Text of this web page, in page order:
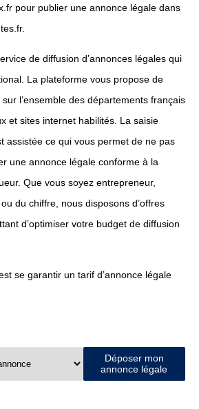
pour publier une annonce légale dans
de diffusion d’annonces légales qui
La plateforme vous propose de
l’ensemble des départements français
et sites internet habilités. La saisie
assistée ce qui vous permet de ne pas
une annonce légale conforme à la
Que vous soyez entrepreneur,
du chiffre, nous disposons d’offres
d’optimiser votre budget de diffusion
se garantir un tarif d’annonce légale
Déposer mon
annonce légale